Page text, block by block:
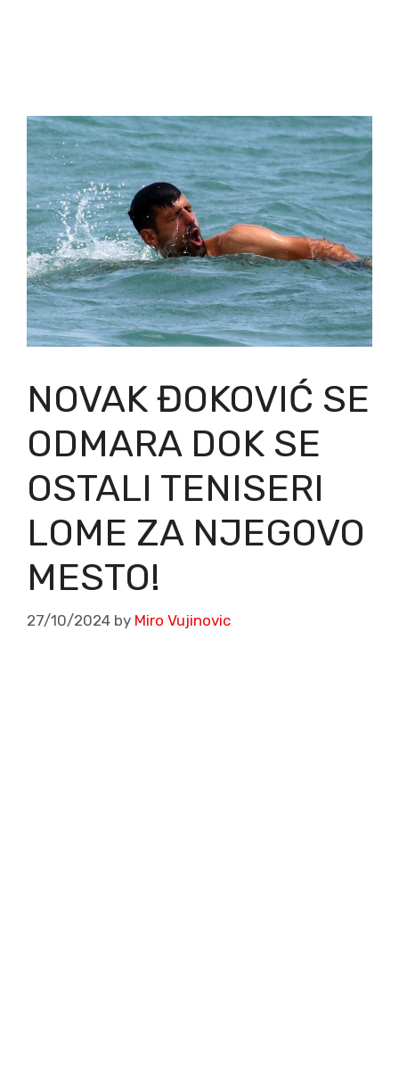
NOVAK ĐOKOVIĆ SE
ODMARA DOK SE
OSTALI TENISERI
LOME ZA NJEGOVO
MESTO!
27/10/2024 by Miro Vujinovic